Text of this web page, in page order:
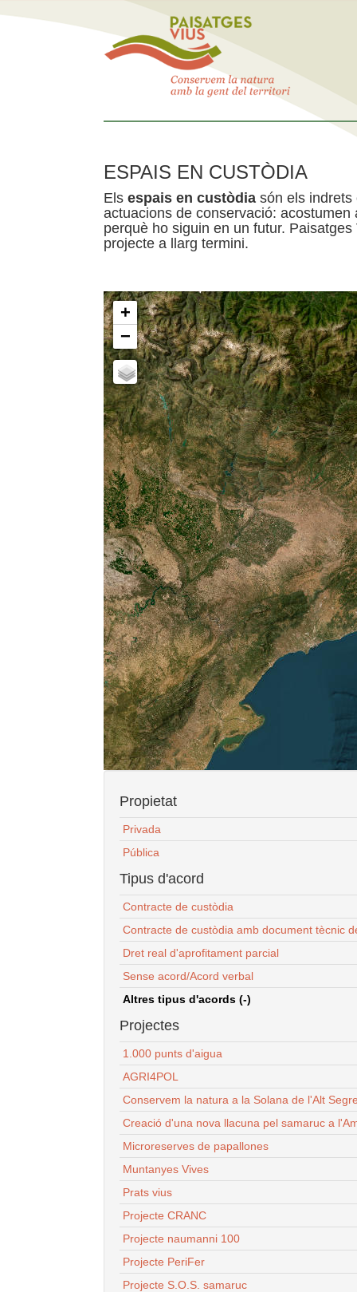
ESPAIS EN CUSTÒDIA
Els espais en custòdia són els indrets
actuacions de conservació:
perquè ho siguin en un futur.
projecte a llarg termini.
+
−
Propietat
Privada
Pública
Tipus d'acord
Contracte de custòdia
Contracte de custòdia amb document tècnic
Dret real d'aprofitament parcial
Sense acord/Acord verbal
Altres tipus d'acords (-)
Projectes
1.000 punts d'aigua
AGRI4POL
Conservem la natura a la Solana de l'Alt
Creació d'una nova llacuna pel samaruc a
Microreserves de papallones
Muntanyes Vives
Prats vius
Projecte CRANC
Projecte naumanni 100
Projecte PeriFer
Projecte S.O.S. samaruc